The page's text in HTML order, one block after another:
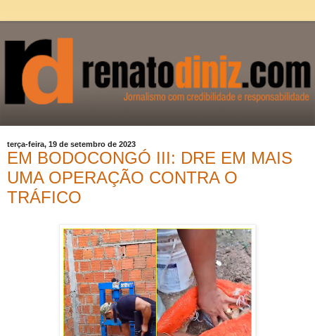
terça-feira, 19 de setembro de 2023
EM BODOCONGÓ III: DRE EM MAIS
UMA OPERAÇÃO CONTRA O
TRÁFICO